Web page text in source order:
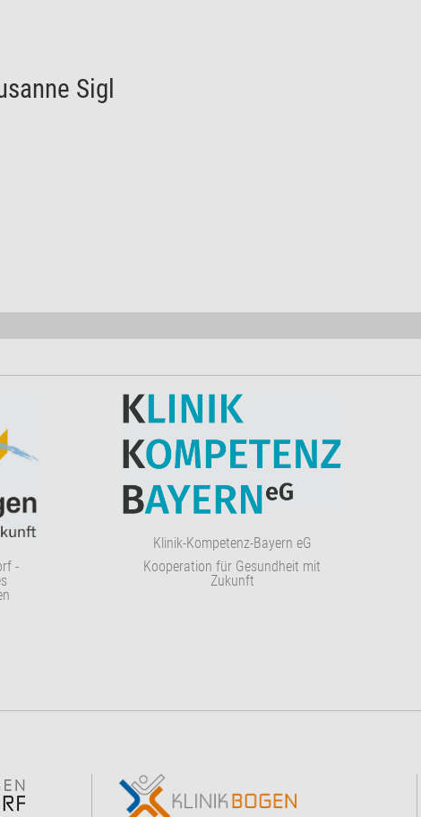
Sigl
-
Klinik-Kompetenz-Bayern eG
Kooperation für Gesundheit mit
Zukunft